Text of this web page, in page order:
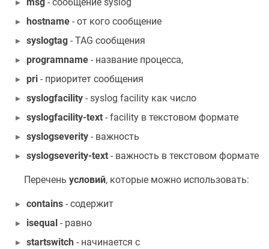
hostname - от кого сообщение
syslogtag - TAG сообщения
programname - название процесса,
pri - приоритет сообщения
syslogfacility - syslog facility как число
syslogfacility-text - facility в текстовом формате
syslogseverity - важность
syslogseverity-text - важность в текстовом формате
Перечень условий, которые можно использовать:
contains - содержит
isequal - равно
startswitch - начинается с